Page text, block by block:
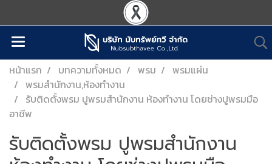
หน้าแรก บทความทั้งหมด พรม
พรมแผ่น
พรมสำนักงาน,ห้องทำงาน
รับติดตั้งพรม ปูพรมสำนักงาน ห้องทำงาน โดยช่างปูพรมมือ
อาชีพ
รับติดตั้งพรม ปูพรมสำนักงาน